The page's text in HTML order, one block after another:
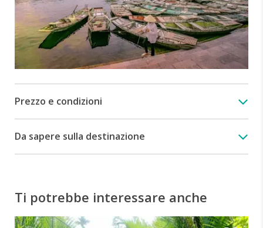
Prezzo e condizioni
Da sapere sulla destinazione
Ti potrebbe interessare anche